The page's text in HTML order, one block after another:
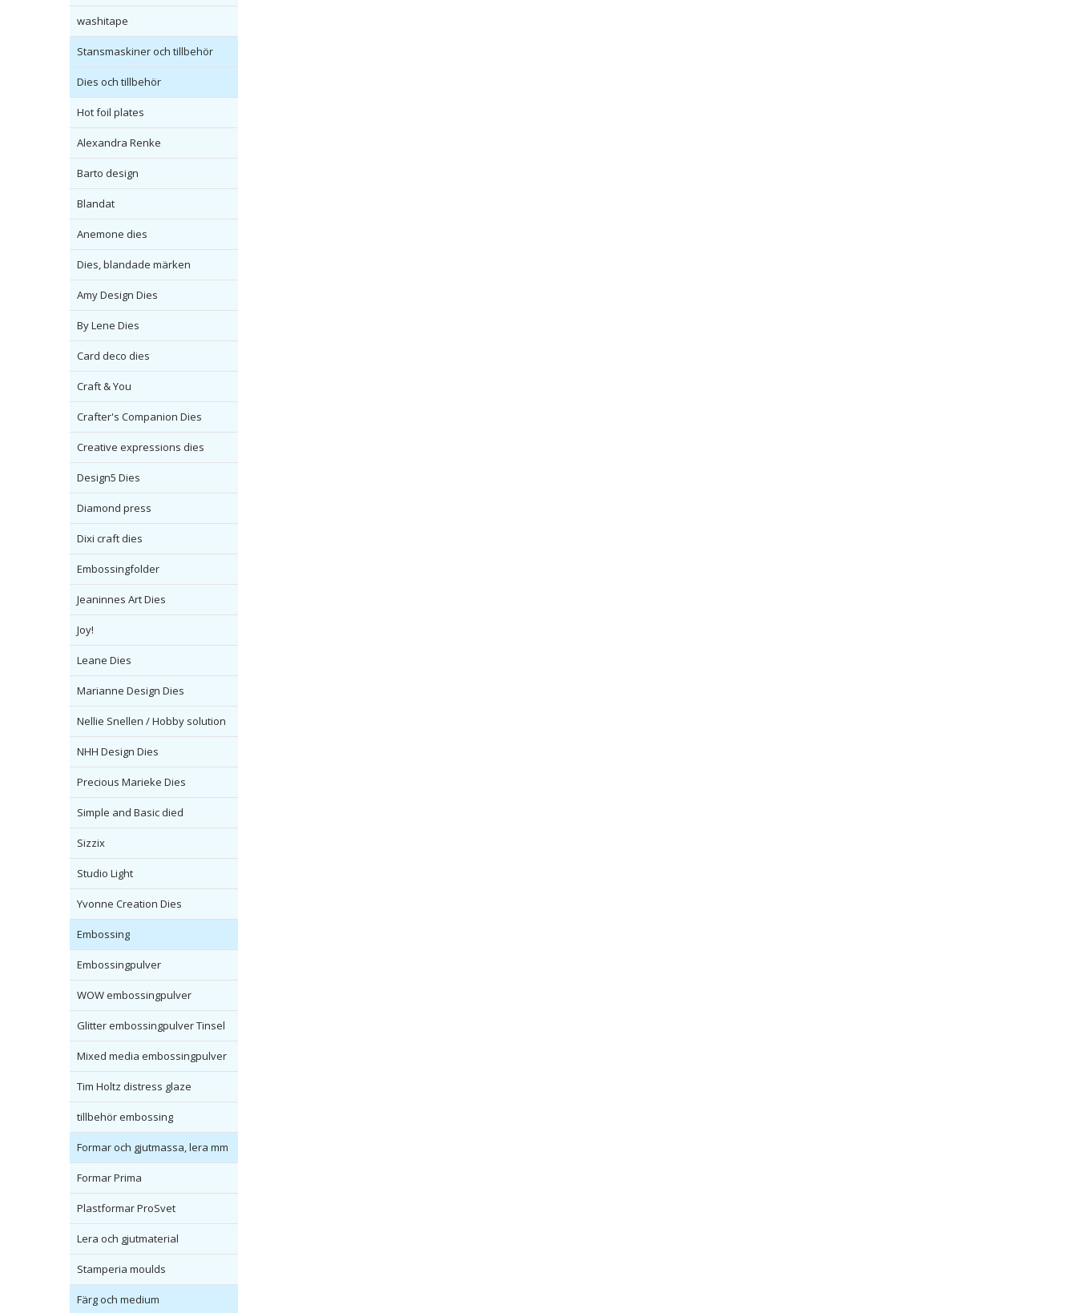
washitape
Stansmaskiner och tillbehör
Dies och tillbehör
Hot foil plates
Alexandra Renke
Barto design
Blandat
Anemone dies
Dies, blandade märken
Amy Design Dies
By Lene Dies
Card deco dies
Craft & You
Crafter's Companion Dies
Creative expressions dies
Design5 Dies
Diamond press
Dixi craft dies
Embossingfolder
Jeaninnes Art Dies
Joy!
Leane Dies
Marianne Design Dies
Nellie Snellen / Hobby solution
NHH Design Dies
Precious Marieke Dies
Simple and Basic died
Sizzix
Studio Light
Yvonne Creation Dies
Embossing
Embossingpulver
WOW embossingpulver
Glitter embossingpulver Tinsel
Mixed media embossingpulver
Tim Holtz distress glaze
tillbehör embossing
Formar och gjutmassa, lera mm
Formar Prima
Plastformar ProSvet
Lera och gjutmaterial
Stamperia moulds
Färg och medium